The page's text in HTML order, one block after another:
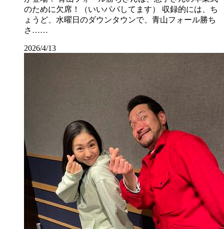
のために欠席！（いいパパしてます） 収録的には、ち
ょうど、水曜日のダウンタウンで、青山フォール勝ち
さ……
2026/4/13